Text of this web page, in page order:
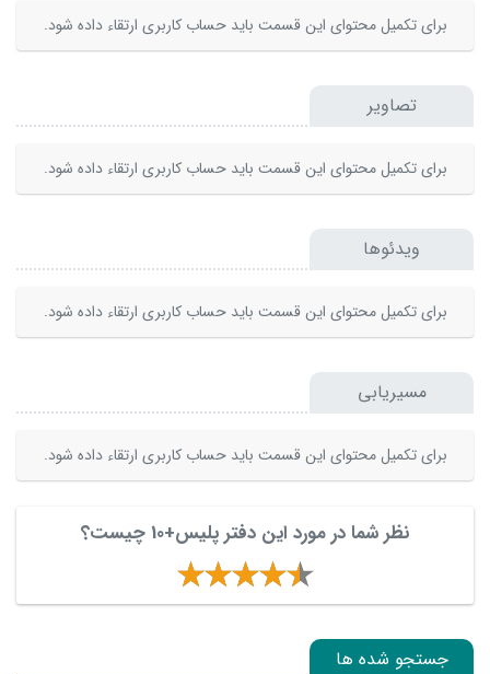
برای تکمیل محتوای این قسمت باید حساب کاربری ارتقاء داده شود.
تصاویر
برای تکمیل محتوای این قسمت باید حساب کاربری ارتقاء داده شود.
ویدئوها
برای تکمیل محتوای این قسمت باید حساب کاربری ارتقاء داده شود.
مسیریابی
برای تکمیل محتوای این قسمت باید حساب کاربری ارتقاء داده شود.
نظر شما در مورد این دفتر پلیس+10 چیست؟
جستجو شده ها